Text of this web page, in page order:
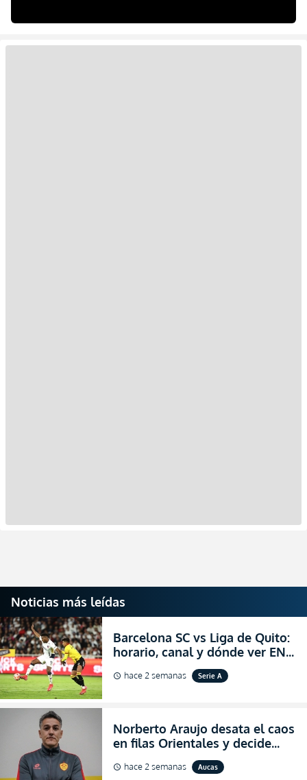
Noticias más leídas
Barcelona SC vs Liga de Quito:
horario, canal y dónde ver EN
VIVO la Fecha 22 de la LigaPro
2026
schedule hace 2 semanas Serie A
Norberto Araujo desata el caos
en filas Orientales y decide
abandonar la dirección técnica
de Aucas
schedule hace 2 semanas Aucas